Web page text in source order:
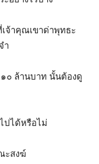
จ้าคุณเขาด่าพุทธะ
ำ
๑๐ ล้านบาท นั้นต้องดู
ปได้หรือไม่
ะสงฆ์